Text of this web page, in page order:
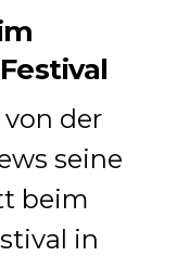
der
seine
beim
in